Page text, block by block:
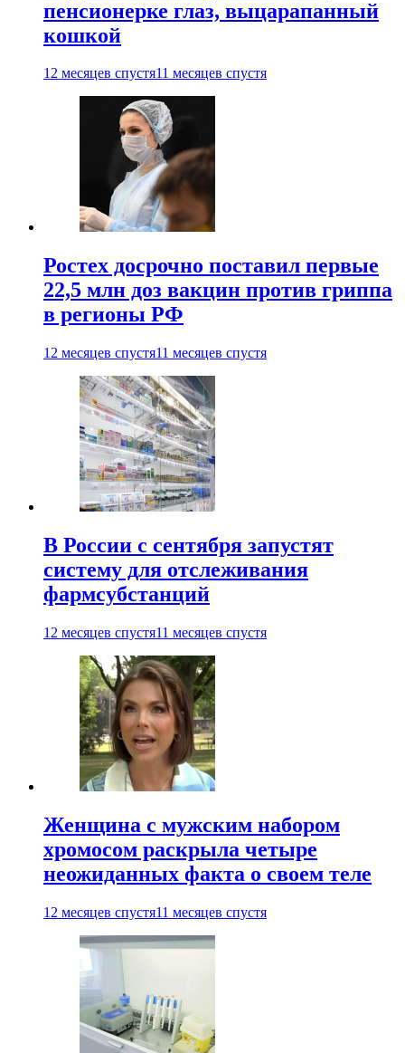
пенсионерке глаз, выцарапанный
кошкой
12 месяцев спустя11 месяцев спустя
Ростех досрочно поставил первые
22,5 млн доз вакцин против гриппа
в регионы РФ
12 месяцев спустя11 месяцев спустя
В России с сентября запустят
систему для отслеживания
фармсубстанций
12 месяцев спустя11 месяцев спустя
Женщина с мужским набором
хромосом раскрыла четыре
неожиданных факта о своем теле
12 месяцев спустя11 месяцев спустя